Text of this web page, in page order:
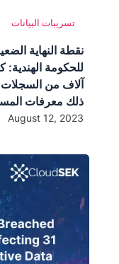
تسريبات البيانات
آلاف من
ذلك معرفات
August 12, 2023